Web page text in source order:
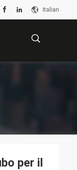
Italian
per il